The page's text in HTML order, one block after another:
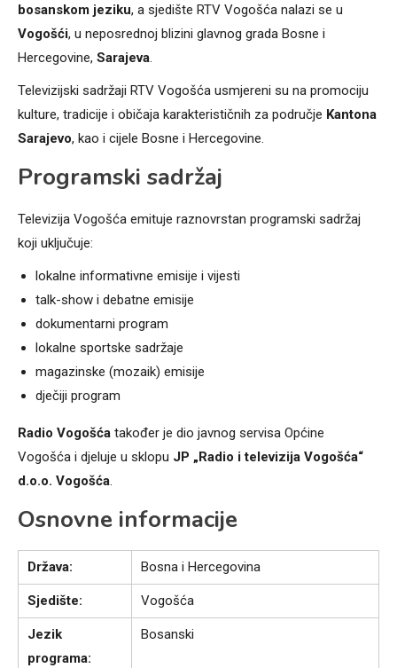
bosanskom jeziku, a sjedište RTV Vogošća nalazi se u
Vogošći, u neposrednoj blizini glavnog grada Bosne i
Hercegovine, Sarajeva.
Televizijski sadržaji RTV Vogošća usmjereni su na promociju
kulture, tradicije i običaja karakterističnih za područje Kantona
Sarajevo, kao i cijele Bosne i Hercegovine.
Programski sadržaj
Televizija Vogošća emituje raznovrstan programski sadržaj
koji uključuje:
lokalne informativne emisije i vijesti
talk-show i debatne emisije
dokumentarni program
lokalne sportske sadržaje
magazinske (mozaik) emisije
dječiji program
Radio Vogošća također je dio javnog servisa Općine
Vogošća i djeluje u sklopu JP „Radio i televizija Vogošća“
d.o.o. Vogošća.
Osnovne informacije
Država: Bosna i Hercegovina
Sjedište: Vogošća
Jezik
programa:
Bosanski